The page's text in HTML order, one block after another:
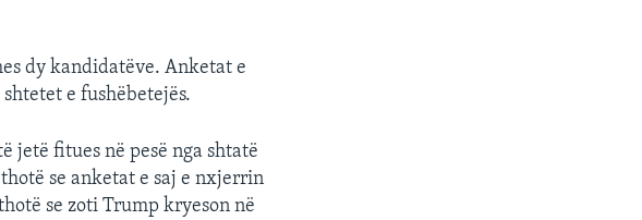
dy kandidatëve. Anketat e
e fushëbetejës.
jetë fitues në pesë nga shtatë
se anketat e saj e nxjerrin
se zoti Trump kryeson në